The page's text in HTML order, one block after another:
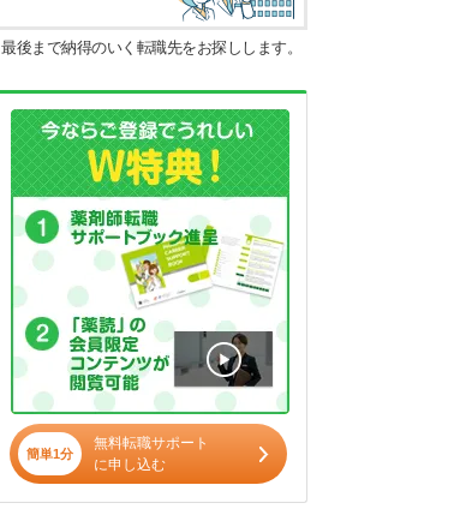
最後まで納得のいく転職先をお探しします。
簡単1分
無料転職サポート
に申し込む